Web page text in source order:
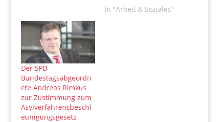
In "Arbeit & Soziales"
Der SPD-
Bundestagsabgeordn
ete Andreas Rimkus
zur Zustimmung zum
Asylverfahrensbeschl
eunigungsgesetz